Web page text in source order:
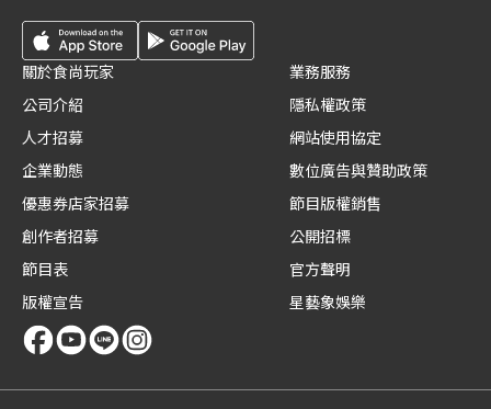
關於食尚玩家
公司介紹
人才招募
企業動態
優惠券店家招募
創作者招募
節目表
版權宣告
業務服務
隱私權政策
網站使用協定
數位廣告與贊助政策
節目版權銷售
公開招標
官方聲明
星藝象娛樂